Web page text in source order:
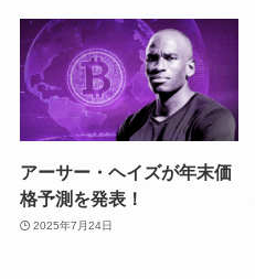
アーサー・ヘイズが年末価
格予測を発表！
2025年7月24日